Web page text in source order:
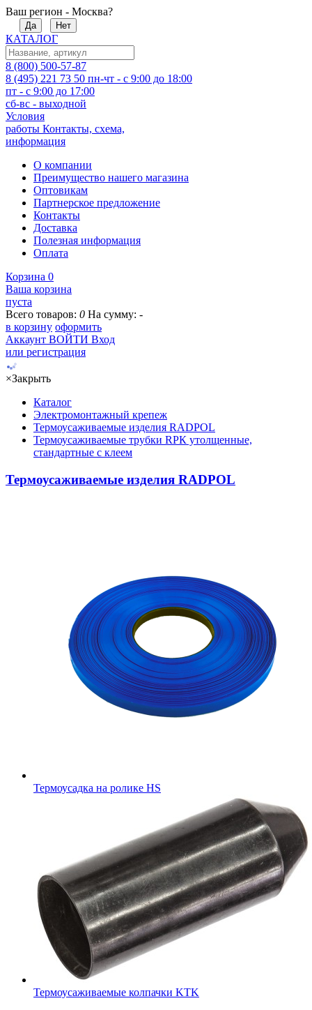
Ваш регион - Москва?
Да Нет
КАТАЛОГ
8 (800) 500-57-87
8 (495) 221 73 50 пн-чт - с 9:00 до 18:00
пт - с 9:00 до 17:00
сб-вс - выходной
Условия
работы Контакты, схема,
информация
О компании
Преимущество нашего магазина
Оптовикам
Партнерское предложение
Контакты
Доставка
Полезная информация
Оплата
Корзина 0
Ваша корзина
пуста
Всего товаров: 0 На сумму: -
в корзину оформить
Аккаунт ВОЙТИ Вход
или регистрация
×Закрыть
Каталог
Электромонтажный крепеж
Термоусаживаемые изделия RADPOL
Термоусаживаемые трубки RPК утолщенные,
стандартные с клеем
Термоусаживаемые изделия RADPOL
Термоусадка на ролике HS
Термоусаживаемые колпачки KTK